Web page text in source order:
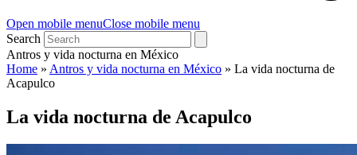
Open mobile menuClose mobile menu
Search
Antros y vida nocturna en México
Home » Antros y vida nocturna en México » La vida nocturna de
Acapulco
La vida nocturna de Acapulco